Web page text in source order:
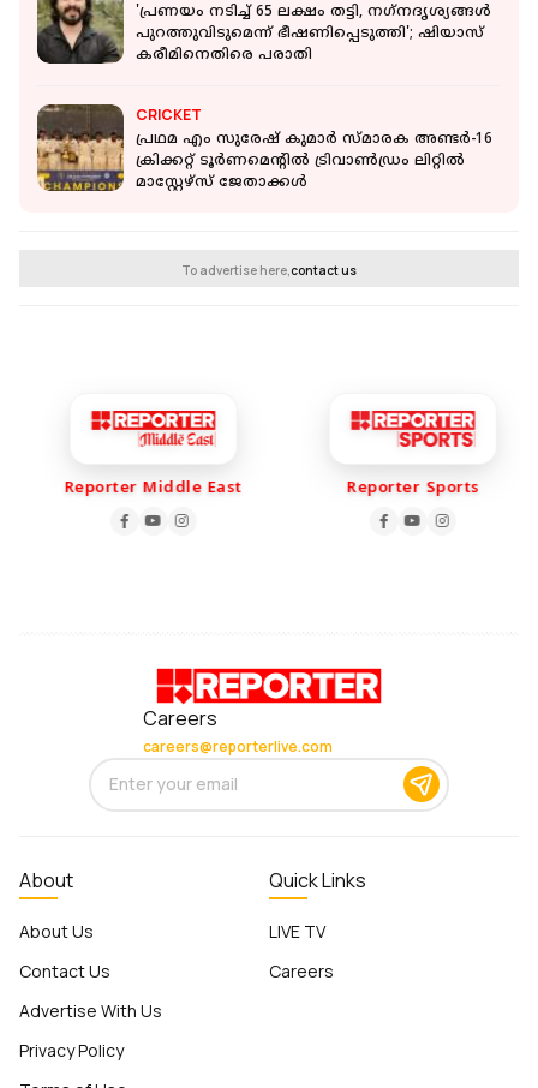
'പ്രണയം നടിച്ച് 65 ലക്ഷം തട്ടി, നഗ്‌നദൃശ്യങ്ങൾ
പുറത്തുവിടുമെന്ന് ഭീഷണിപ്പെടുത്തി'; ഷിയാസ്
കരീമിനെതിരെ പരാതി
CRICKET
പ്രഥമ എം സുരേഷ് കുമാർ സ്മാരക അണ്ടർ-16
ക്രിക്കറ്റ് ടൂർണമെന്റിൽ ട്രിവാൺഡ്രം ലിറ്റിൽ
മാസ്റ്റേഴ്സ് ജേതാക്കൾ
To advertise here,contact us
Reporter Middle East Reporter Sports
Careers
careers@reporterlive.com
About
About Us
Contact Us
Advertise With Us
Privacy Policy
Quick Links
LIVE TV
Careers